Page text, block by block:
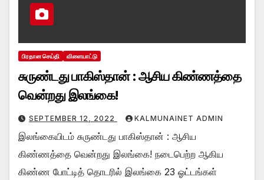
பிரதான செய்தி விளையாட்டு
சுருண்டது பாகிஸ்தான் : ஆசிய கிண்ணத்தை
வென்றது இலங்கை!
SEPTEMBER 12, 2022 KALMUNAINET ADMIN
இலங்கையிடம் சுருண்டது பாகிஸ்தான் : ஆசிய
கிண்ணத்தை வென்றது இலங்கை! நடைபெற்ற ஆகிய
கிண்ண போட்டித் தொடரில் இலங்கை 23 ஓட்டங்கள்